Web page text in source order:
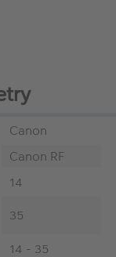
Canon
Canon RF
14
35
14 - 35